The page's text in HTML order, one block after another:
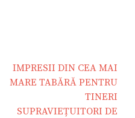
IMPRESII DIN CEA MAI
MARE TABĂRĂ PENTRU
TINERI
SUPRAVIEȚUITORI DE